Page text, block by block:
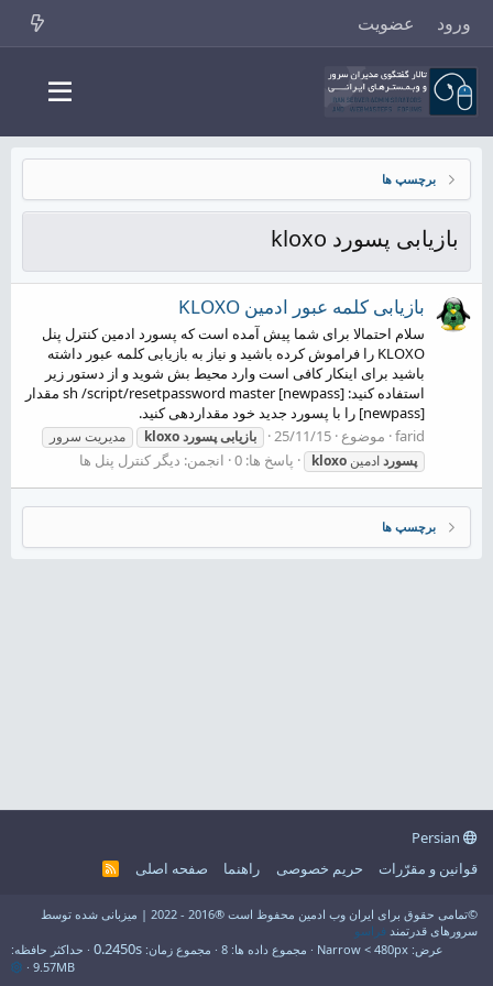
ورود عضویت
برچسپ ها
بازیابی پسورد kloxo
بازیابی کلمه عبور ادمین KLOXO
سلام احتمالا برای شما پیش آمده است که پسورد ادمین کنترل پنل
KLOXO را فراموش کرده باشید و نیاز به بازیابی کلمه عبور داشته
باشید برای اینکار کافی است وارد محیط بش شوید و از دستور زیر
استفاده کنید: sh /script/resetpassword master [newpass] مقدار
[newpass] را با پسورد جدید خود مقداردهی کنید.
farid موضوع 25/11/15 بازیابیپسوردkloxo
مدیریت سرور
پسوردادمین kloxo پاسخ ها: 0 انجمن: دیگر کنترل پنل ها
برچسپ ها
قوانین و مقرّرات
حریم خصوصی راهنما صفحه اصلی
R
©تمامی حقوق برای ایران وب ادمین محفوظ است ®2016 - 2022 | میزبانی شده توسط
سرورهای قدرتمند فراسو
عرض
مجموع داده ها 8 مجموع زمان 0.2450s
حداکثر حافظه
9.57MB